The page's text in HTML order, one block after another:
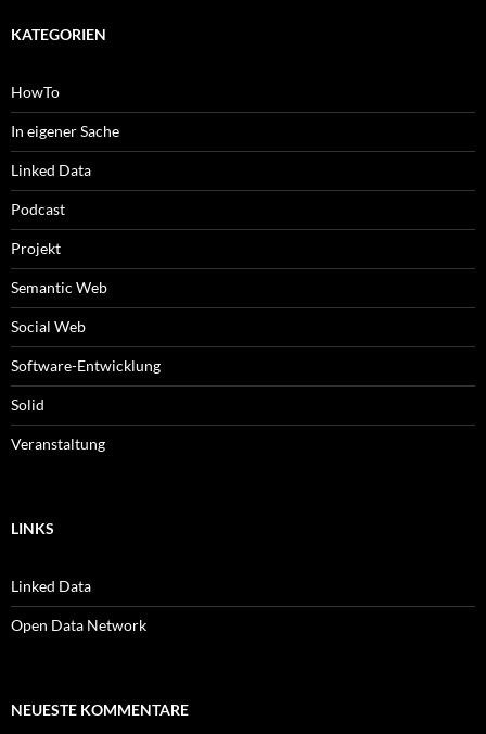
KATEGORIEN
HowTo
In eigener Sache
Linked Data
Podcast
Projekt
Semantic Web
Social Web
Software-Entwicklung
Solid
Veranstaltung
LINKS
Linked Data
Open Data Network
NEUESTE KOMMENTARE